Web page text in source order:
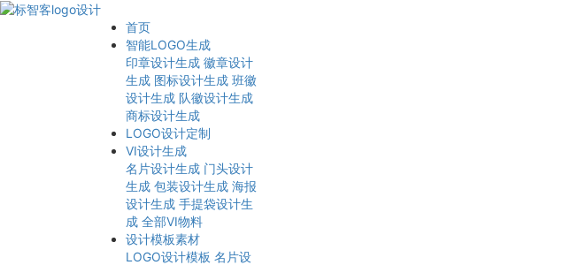
首页
智能LOGO生成
印章设计生成 徽章设计
生成 图标设计生成 班徽
设计生成 队徽设计生成
商标设计生成
LOGO设计定制
VI设计生成
名片设计生成 门头设计
生成 包装设计生成 海报
设计生成 手提袋设计生
成 全部VI物料
设计模板素材
LOGO设计模板 名片设